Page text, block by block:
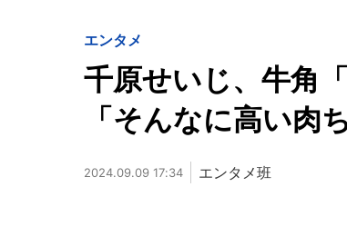
エンタメ
千原せいじ、牛角
「そんなに高い肉
2024.09.09 17:34 エンタメ班